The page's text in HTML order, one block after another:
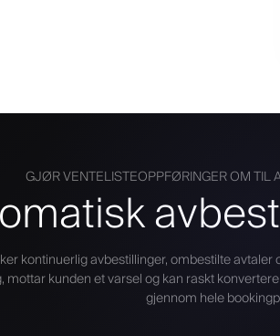
GJØR VENTELISTEOPPFØRINGER OM TIL
kontinuerlig avbestillinger, ombestilte
mottar kunden et varsel og kan raskt
gjennom hele